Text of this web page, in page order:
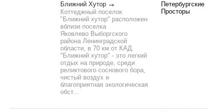
Ближний Хутор
Коттеджный поселок
"Ближний хутор" расположен
вблизи поселка
Яковлево Выборгского
района Ленинградской
области, в 70 км от КАД.
"Ближний хутор" - это легкий
отдых на природе, среди
реликтового соснового бора,
чистый воздух и
благоприятная экологическая
обст...
Петербургские
Просторы